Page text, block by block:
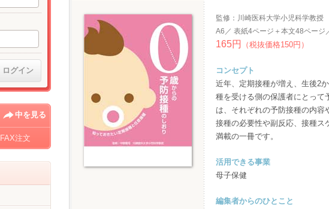
監修：川崎医科大学小児科学教
A6／ 表紙4ページ＋本文48ページ
165円 （税抜価格150円）
コンセプト
近年、定期接種が増え、生後2
種を受ける側の保護者にとって
は、それぞれの予防接種の内
接種の必要性や副反応、接種ス
満載の一冊です。
活用できる事業
母子保健
編集者からのひとこと
中を見る
FAX注文